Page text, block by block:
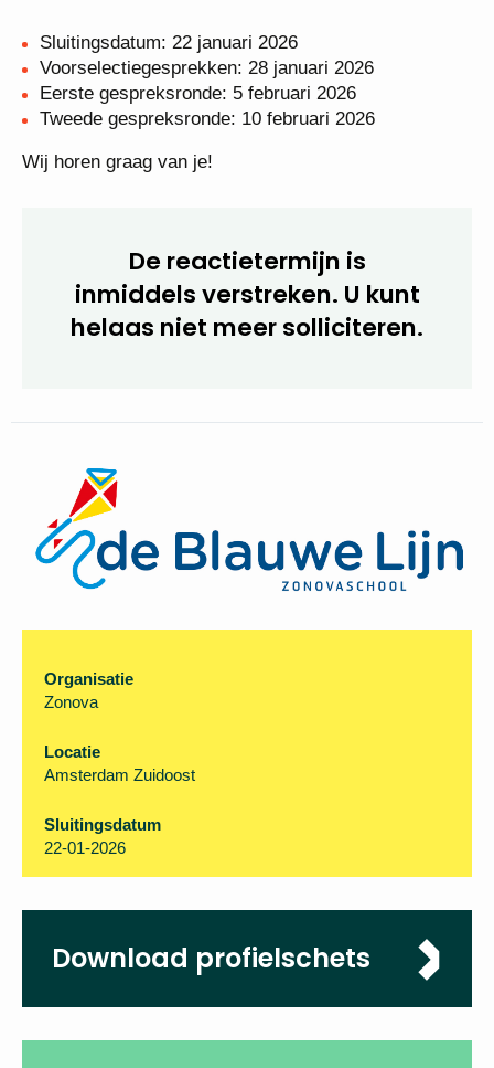
Sluitingsdatum: 22 januari 2026
Voorselectiegesprekken: 28 januari 2026
Eerste gespreksronde: 5 februari 2026
De reactietermijn is
inmiddels verstreken. U kunt
Zonova
Amsterdam Zuidoost
Sluitingsdatum
Download
profielschets